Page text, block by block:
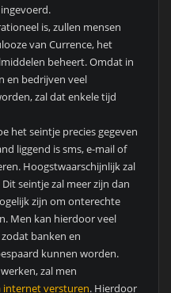
is, zullen mensen
van Currence, het
beheert. Omdat in
en bedrijven veel
zal dat enkele tijd
het seintje precies gegeven
liggend is sms, e-mail of
Hoogstwaarschijnlijk zal
seintje zal meer zijn dan
zijn om onterechte
Men kan hierdoor veel
banken en
kunnen worden.
zal men
internet versturen. Hierdoor